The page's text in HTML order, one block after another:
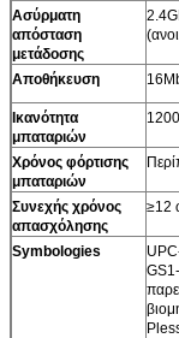
Ασύρματη
απόσταση
μετάδοσης
Αποθήκευση
Ικανότητα
μπαταριών
Χρόνος φόρτισης
μπαταριών
Συνεχής χρόνος
απασχόλησης
≥12
Symbologies